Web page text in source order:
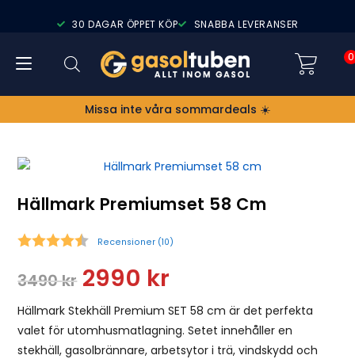
30 DAGAR ÖPPET KÖP SNABBA LEVERANSER
0
Missa inte våra sommardeals ☀️
Hällmark Premiumset 58 Cm
Recensioner (10)
3490kr 2990 kr
Hällmark Stekhäll Premium SET 58 cm är det perfekta
valet för utomhusmatlagning. Setet innehåller en
stekhäll, gasolbrännare, arbetsytor i trä, vindskydd och